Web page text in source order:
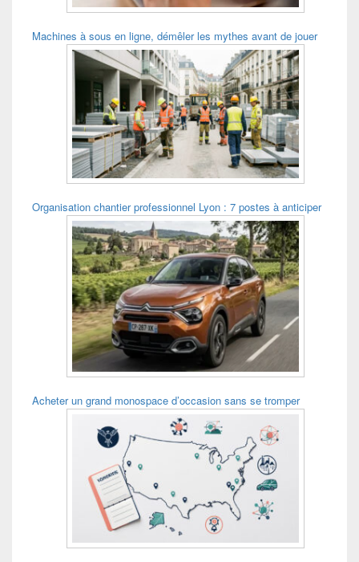
Machines à sous en ligne, démêler les mythes avant de jouer
Organisation chantier professionnel Lyon : 7 postes à anticiper
Acheter un grand monospace d’occasion sans se tromper